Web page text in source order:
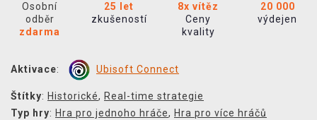
Osobní
odběr
zdarma
25 let
zkušeností
8x vítěz
Ceny
kvality
20 000
výdejen
Aktivace: Ubisoft Connect
Štítky: Historické, Real-time strategie
Typ hry: Hra pro jednoho hráče, Hra pro více hráčů